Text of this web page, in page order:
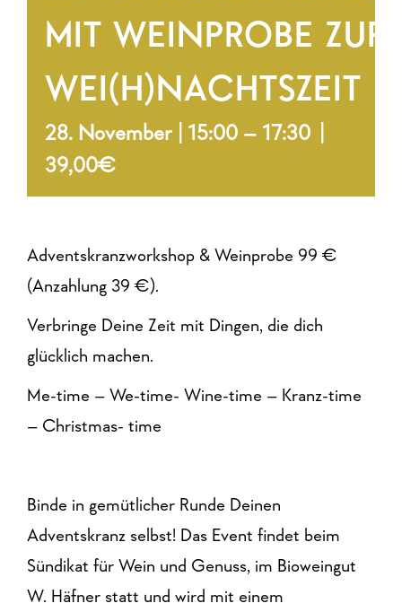
MIT WEINPROBE ZUR
WEI(H)NACHTSZEIT
28. November | 15:00 – 17:30
39,00€
Adventskranzworkshop & Weinprobe 99 €
(Anzahlung 39 €).
Verbringe Deine Zeit mit Dingen, die dich
glücklich machen.
Me-time – We-time- Wine-time – Kranz-time
– Christmas- time
Binde in gemütlicher Runde Deinen
Adventskranz selbst! Das Event findet beim
Sündikat für Wein und Genuss, im Bioweingut
W. Häfner statt und wird mit einem